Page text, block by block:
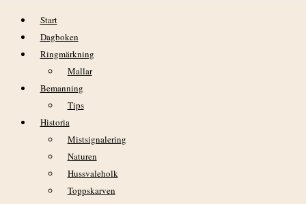
Hoppa till innehåll
Start
Dagboken
Ringmärkning
Mallar
Bemanning
Tips
Historia
Mistsignalering
Naturen
Hussvaleholk
Toppskarven
DAGBOK NIDINGENS FÅGELSTATION
– SÖNDAG 13 OKTOBER
VÄDER